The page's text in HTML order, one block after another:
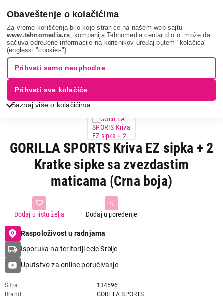
Obaveštenje o kolačićima
Za vreme korišćenja bilo koje stranice na našem web-sajtu
www.tehnomedia.rs , kompanija Tehnomedia centar d.o.o. može da
sačuva određene informacije na korisnikov uređaj putem "kolačića"
(engleski "cookies").
Saznaj više o kolačićima
Prihvati samo neophodne
Prihvati sve kolačiće
Gorilla sports ...
GORILLA SPORTS Kriva EZ sipka + 2
Kratke sipke sa zvezdastim
maticama (Crna boja)
Dodaj u poređenje
Dodaj u listu želja
Raspoloživost u radnjama
Isporuka na teritoriji cele Srbije
Uputstvo za online poručivanje
Šifra
134596
Brand
GORILLA SPORTS